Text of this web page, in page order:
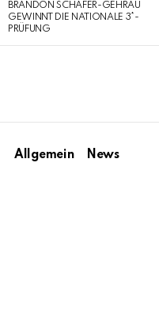
BRANDON SCHÄFER-GEHRAU
GEWINNT DIE NATIONALE 3*-
PRÜFUNG
Allgemein News